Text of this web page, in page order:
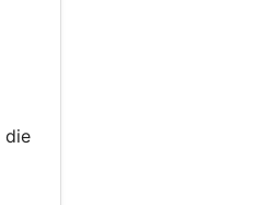
die